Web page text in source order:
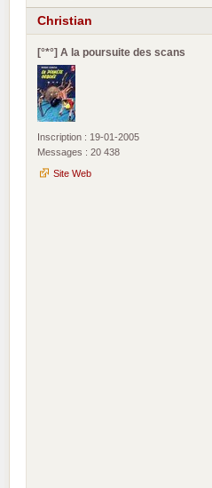
Christian
[°*°] A la poursuite des scans
Inscription : 19-01-2005
Messages : 20 438
Site Web